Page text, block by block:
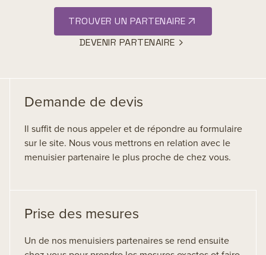
TROUVER UN PARTENAIRE
DEVENIR PARTENAIRE
Demande de devis
Il suffit de nous appeler et de répondre au formulaire
sur le site. Nous vous mettrons en relation avec le
menuisier partenaire le plus proche de chez vous.
Prise des mesures
Un de nos menuisiers partenaires se rend ensuite